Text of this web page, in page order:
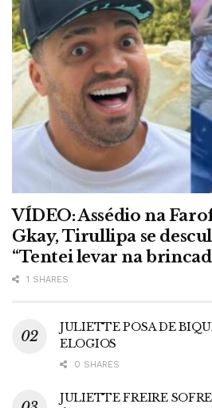
VÍDEO: Assédio na
Gkay, Tirullipa se
“Tentei levar na
1 SHARES
JULIETTE POSA DE
ELOGIOS
0 SHARES
JULIETTE FREIRE